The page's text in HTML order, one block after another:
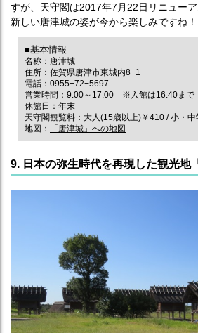
すが、天守閣は2017年7月22日リニューア
新しい唐津城の姿が今から楽しみですね！
■基本情報
名称：唐津城
住所：佐賀県唐津市東城内8−1
電話：0955−72−5697
営業時間：9:00～17:00 ※入館は16:40まで
休館日：年末
天守閣観覧料：大人(15歳以上)￥410 / 小・
地図：
「唐津城」への地図
9. 日本の弥生時代を再現した観光地